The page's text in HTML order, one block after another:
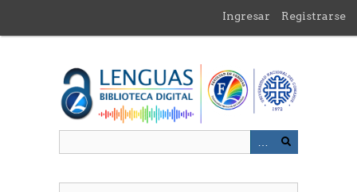
contenido
Ingresar Registrarse